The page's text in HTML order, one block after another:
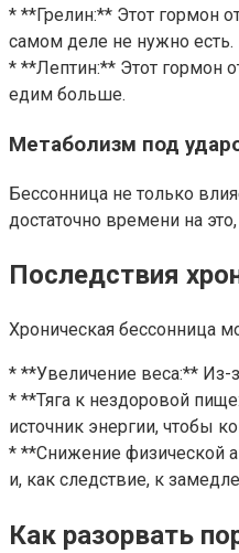
* **Грелин:** Этот гормон
самом деле не нужно есть.
* **Лептин:** Этот гормон
едим больше.
Метаболизм под
Бессонница не только
достаточно времени на
Последствия
Хроническая бессонница
* **Увеличение веса:** Из-
* **Тяга к нездоровой
источник энергии, чтобы
* **Снижение физической
и, как следствие, к
Как разорвать